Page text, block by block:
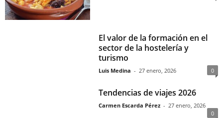
El valor de la formación en el
sector de la hostelería y
turismo
Luis Medina - 27 enero, 2026 0
Tendencias de viajes 2026
Carmen Escarda Pérez - 27 enero, 2026
0